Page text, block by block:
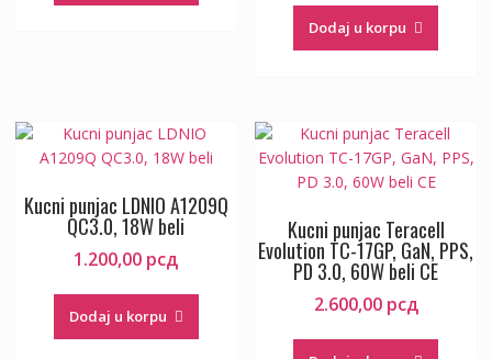
Dodaj u korpu
Kucni punjac LDNIO A1209Q
QC3.0, 18W beli
1.200,00 рсд
Dodaj u korpu
Kucni punjac Teracell
Evolution TC-17GP, GaN, PPS,
PD 3.0, 60W beli CE
2.600,00 рсд